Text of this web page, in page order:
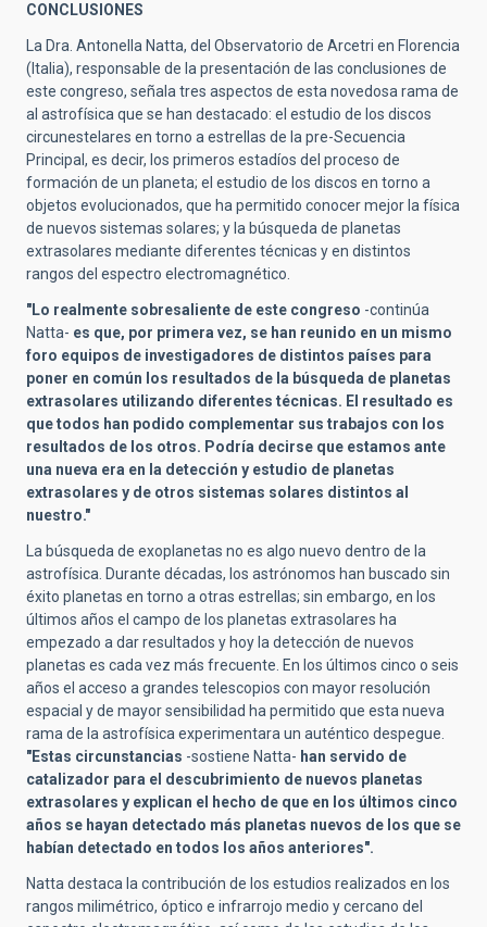
CONCLUSIONES
La Dra. Antonella Natta, del Observatorio de Arcetri en Florencia
(Italia), responsable de la presentación de las conclusiones de
este congreso, señala tres aspectos de esta novedosa rama de
al astrofísica que se han destacado: el estudio de los discos
circunestelares en torno a estrellas de la pre-Secuencia
Principal, es decir, los primeros estadíos del proceso de
formación de un planeta; el estudio de los discos en torno a
objetos evolucionados, que ha permitido conocer mejor la física
de nuevos sistemas solares; y la búsqueda de planetas
extrasolares mediante diferentes técnicas y en distintos
rangos del espectro electromagnético.
"Lo realmente sobresaliente de este congreso -continúa
Natta- es que, por primera vez, se han reunido en un mismo
foro equipos de investigadores de distintos países para
poner en común los resultados de la búsqueda de planetas
extrasolares utilizando diferentes técnicas. El resultado es
que todos han podido complementar sus trabajos con los
resultados de los otros. Podría decirse que estamos ante
una nueva era en la detección y estudio de planetas
extrasolares y de otros sistemas solares distintos al
nuestro."
La búsqueda de exoplanetas no es algo nuevo dentro de la
astrofísica. Durante décadas, los astrónomos han buscado sin
éxito planetas en torno a otras estrellas; sin embargo, en los
últimos años el campo de los planetas extrasolares ha
empezado a dar resultados y hoy la detección de nuevos
planetas es cada vez más frecuente. En los últimos cinco o seis
años el acceso a grandes telescopios con mayor resolución
espacial y de mayor sensibilidad ha permitido que esta nueva
rama de la astrofísica experimentara un auténtico despegue.
"Estas circunstancias -sostiene Natta- han servido de
catalizador para el descubrimiento de nuevos planetas
extrasolares y explican el
hecho de que en los últimos cinco
años se hayan detectado más planetas nuevos de los que se
habían detectado en todos los años anteriores".
Natta destaca la contribución de los estudios realizados en los
rangos milimétrico, óptico e infrarrojo medio y cercano del